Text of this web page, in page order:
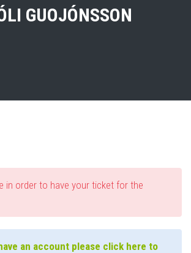
GUOJÓNSSON
in order to have your ticket for the
an account please click here to